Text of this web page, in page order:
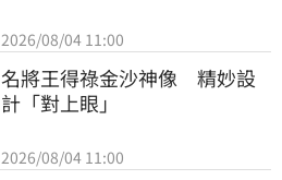
2026/08/04 11:00
名將王得祿金沙神像　精妙設
計「對上眼」
2026/08/04 11:00